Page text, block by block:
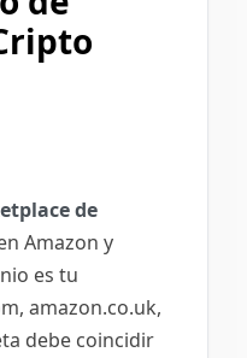
de
Amazon y
es tu
amazon.co.uk,
debe coincidir